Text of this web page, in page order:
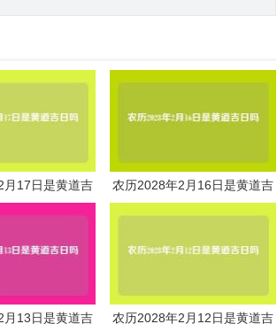
月17日是黄道吉
日吗
农历2028年2月16日是黄道吉
日吗
月13日是黄道吉 农历2028年2月12日是黄道吉